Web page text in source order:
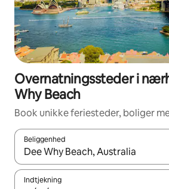
Overnatningssteder i
Why Beach
Book unikke feriesteder, boliger
Beliggenhed
Når resultaterne er tilgængelige,
Indtjekning